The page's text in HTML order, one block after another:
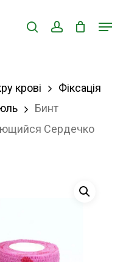
searchaccount
крові
Фіксація
Бинт
Сердечко